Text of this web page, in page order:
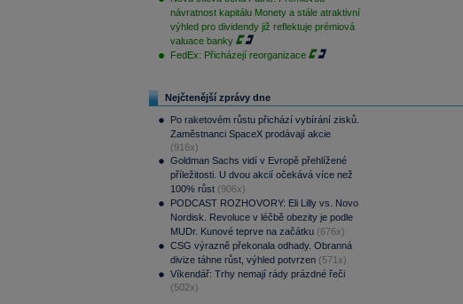
návratnost kapitálu Monety a stále atraktivní
výhled pro dividendy již reflektuje prémiová
valuace banky
FedEx: Přicházejí reorganizace
Nejčtenější zprávy dne
Po raketovém růstu přichází vybírání zisků.
Zaměstnanci SpaceX prodávají akcie
(916x)
Goldman Sachs vidí v Evropě přehlížené
příležitosti. U dvou akcií očekává více než
100% růst (906x)
PODCAST ROZHOVORY: Eli Lilly vs. Novo
Nordisk. Revoluce v léčbě obezity je podle
MUDr. Kunové teprve na začátku (676x)
CSG výrazně překonala odhady. Obranná
divize táhne růst, výhled potvrzen (571x)
Víkendář: Trhy nemají rády prázdné řeči
(502x)